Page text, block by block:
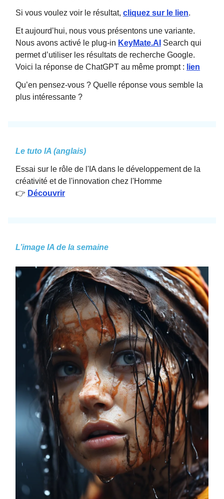
Si vous voulez voir le résultat, cliquez sur le lien.
Et aujourd’hui, nous vous présentons une variante.
Nous avons activé le plug-in KeyMate.AI Search qui
permet d’utiliser les résultats de recherche Google.
Voici la réponse de ChatGPT au même prompt : lien
Qu’en pensez-vous ? Quelle réponse vous semble la
plus intéressante ?
Le tuto IA (anglais)
Essai sur le rôle de l'IA dans le développement de la
créativité et de l'innovation chez l'Homme
👉 Découvrir
L’image IA de la semaine